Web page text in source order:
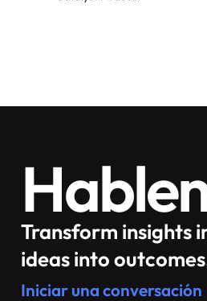
Transform insights
ideas into
Iniciar una conversación